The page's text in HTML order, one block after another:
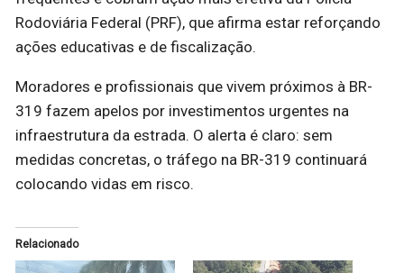
Rodoviária Federal (PRF), que afirma estar reforçando
ações educativas e de fiscalização.
Moradores e profissionais que vivem próximos à BR-
319 fazem apelos por investimentos urgentes na
infraestrutura da estrada. O alerta é claro: sem
medidas concretas, o tráfego na BR-319 continuará
colocando vidas em risco.
Relacionado